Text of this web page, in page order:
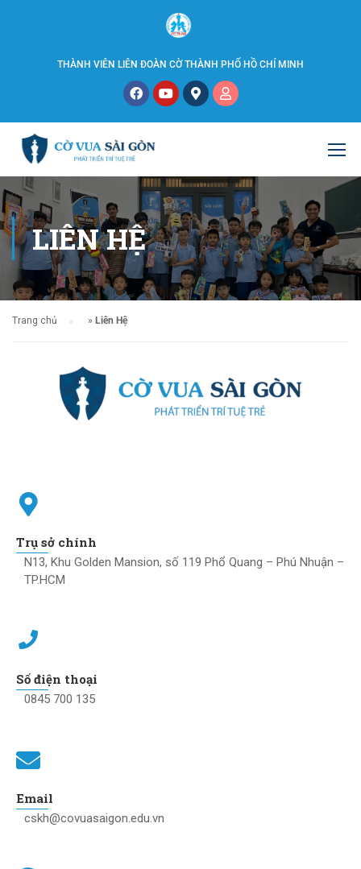
THÀNH VIÊN LIÊN ĐOÀN CỜ THÀNH PHỐ HỒ CHÍ MINH
LIÊN HỆ
Trang chủ » Liên Hệ
Trụ sở chính
N13, Khu Golden Mansion, số 119 Phổ Quang – Phú Nhuận –
TP.HCM
Số điện thoại
0845 700 135
Email
cskh@covuasaigon.edu.vn